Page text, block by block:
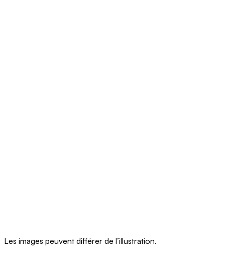
Les images peuvent différer de l’illustration.